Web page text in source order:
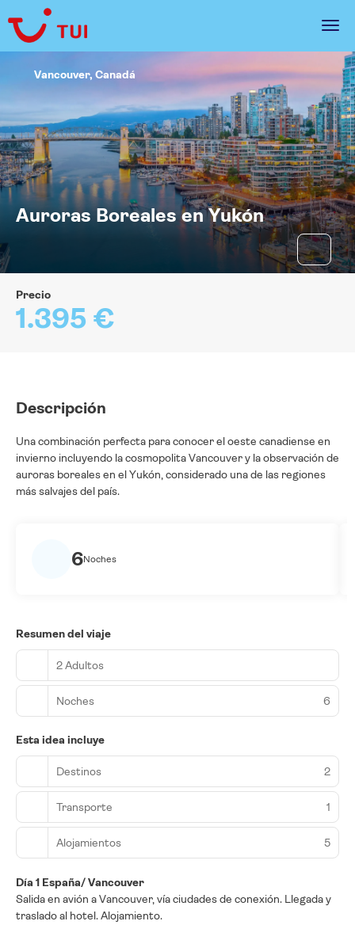
Auroras Boreales en Yukón
Vancouver, Canadá
Precio
1.395 €
Descripción
Una combinación perfecta para conocer el oeste canadiense en
invierno incluyendo la cosmopolita Vancouver y la observación de
auroras boreales en el Yukón, considerado una de las regiones
más salvajes del país.
6Noches
Resumen del viaje
2 Adultos
Noches 6
Esta idea incluye
Destinos 2
Transporte 1
Alojamientos 5
Día 1 España/ Vancouver
Salida en avión a Vancouver, vía ciudades de conexión. Llegada y
traslado al hotel. Alojamiento.